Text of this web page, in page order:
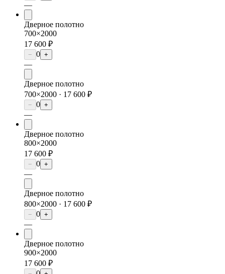
—
Дверное полотно
700×2000
17 600 ₽
− 0 +
—
Дверное полотно
700×2000 · 17 600 ₽
− 0 +
—
Дверное полотно
800×2000
17 600 ₽
− 0 +
—
Дверное полотно
800×2000 · 17 600 ₽
− 0 +
—
Дверное полотно
900×2000
17 600 ₽